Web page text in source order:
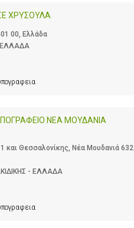
ΧΡΥΣΟΥΛΑ
00, Ελλάδα
ΕΛΛΑΔΑ
ΝΕΑ ΜΟΥΔΑΝΙΑ
και Θεσσαλονίκης, Νέα Μουδανιά 632
- ΕΛΛΑΔΑ